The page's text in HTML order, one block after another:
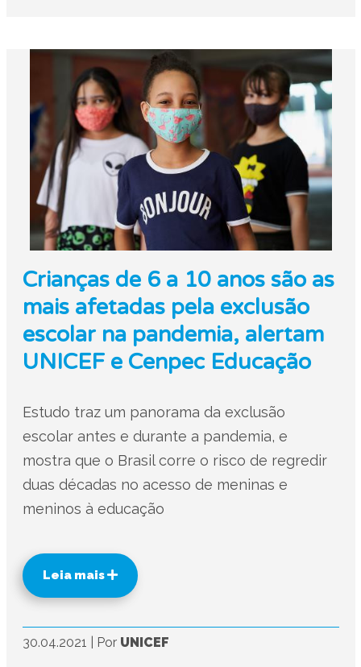
Crianças de 6 a 10 anos são as
mais afetadas pela exclusão
escolar na pandemia, alertam
UNICEF e Cenpec Educação
Estudo traz um panorama da exclusão
escolar antes e durante a pandemia, e
mostra que o Brasil corre o risco de regredir
duas décadas no acesso de meninas e
meninos à educação
Leia mais
30.04.2021 Por UNICEF